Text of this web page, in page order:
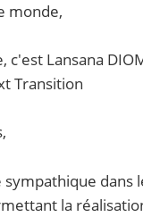
monde,
c'est Lansana
Transition
sympathique
la